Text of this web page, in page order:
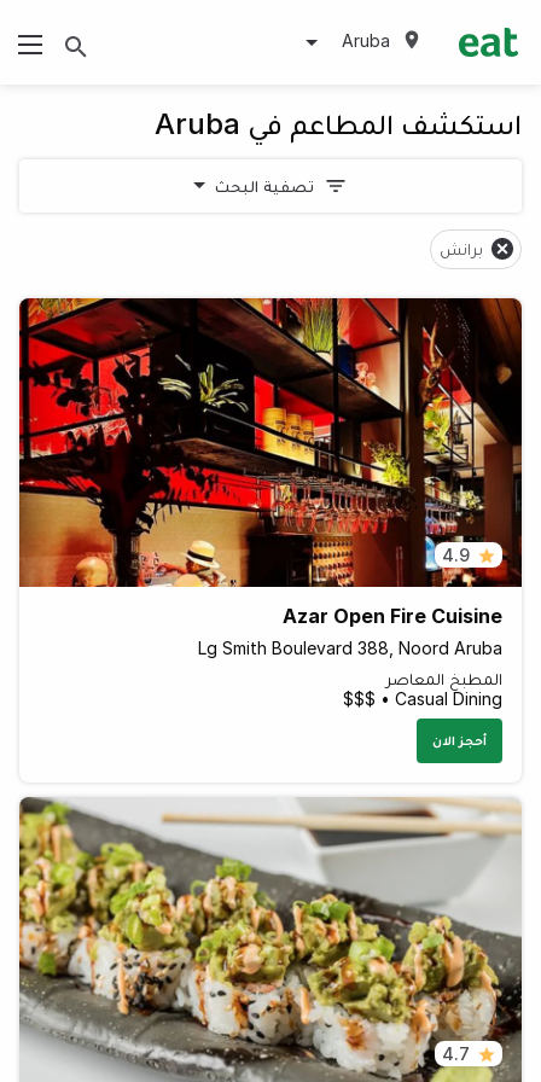
Aruba
استكشف المطاعم في Aruba
تصفية البحث
برانش
4.9
Azar Open Fire Cuisine
Lg Smith Boulevard 388, Noord Aruba
المطبخ المعاصر
Casual Dining • $$$
أحجز الان
4.7